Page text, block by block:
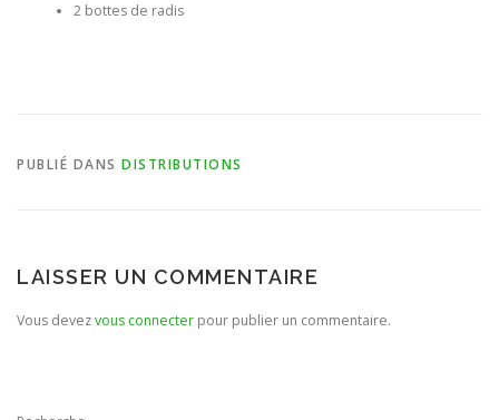
2 bottes de radis
PUBLIÉ DANS DISTRIBUTIONS
LAISSER UN COMMENTAIRE
Vous devezvous connecter pour publier un commentaire.